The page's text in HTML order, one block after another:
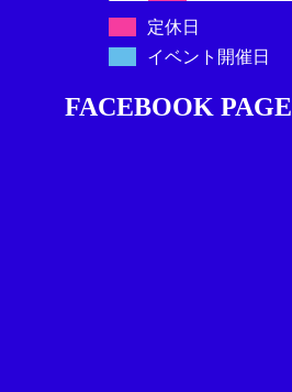
定休日
イベント開催日
FACEBOOK PAGE